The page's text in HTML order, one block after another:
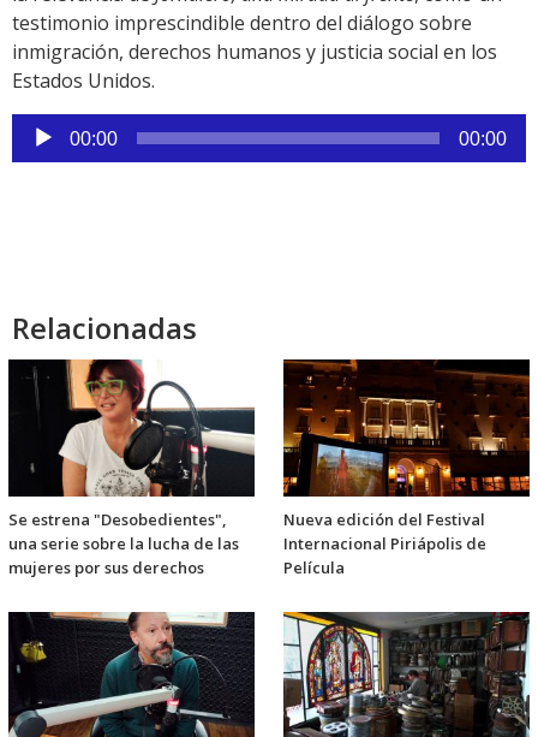
testimonio imprescindible dentro del diálogo sobre
inmigración, derechos humanos y justicia social en los
Estados Unidos.
Reproductor
de
00:00 00:00
Relacionadas
Se estrena "Desobedientes",
una serie sobre la lucha de las
mujeres por sus derechos
Nueva edición del Festival
Internacional Piriápolis de
Película